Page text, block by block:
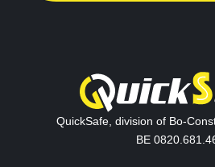
QuickSafe, division of Bo-
BE